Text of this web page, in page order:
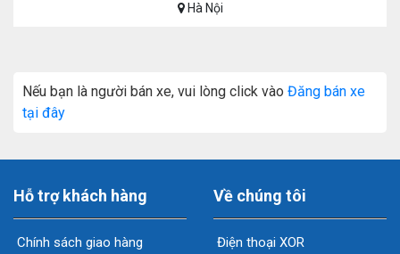
Hà Nội
Nếu bạn là người bán xe, vui lòng click vào Đăng bán xe
tại đây
Hỗ trợ khách hàng
Chính sách giao hàng
Về chúng tôi
Điện thoại XOR